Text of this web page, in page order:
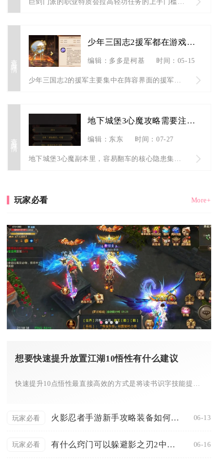
查看详情
少年三国志2援军都在游戏中的哪些地方呢
编辑：多多是柯基 时间：05-15
地下城堡3心魔攻略需要注意哪些隐藏敌人
编辑：东东 时间：07-27
地下城堡3心魔副本里，容易翻车的核心隐患集中在三类隐藏敌人：...
玩家必看 More+
想要快速提升放置江湖10悟性有什么建议
玩家必看 火影忍者手游新手攻略装备如何洗炼属性 06-13
玩家必看 有什么窍门可以躲避影之刃2中的天雷 06-16